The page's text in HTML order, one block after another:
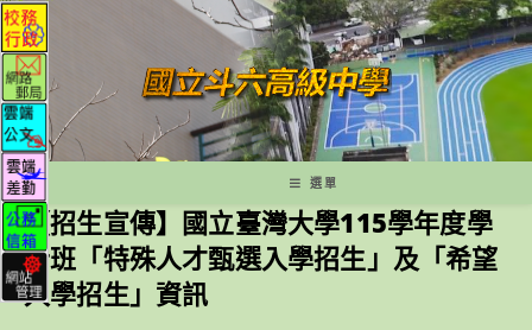
跳
轉
至
主
要
內
容
選單
【招生宣傳】國立臺灣大學115學年度學
士班「特殊人才甄選入學招生」及「希望
入學招生」資訊